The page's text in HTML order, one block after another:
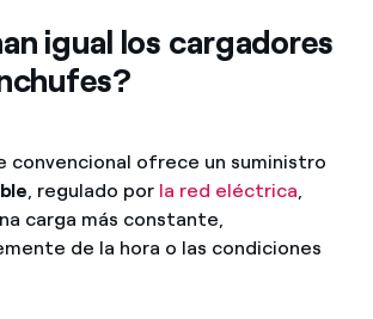
igual los cargadores
convencional ofrece un suministro
, regulado por la red eléctrica
carga más constante,
de la hora o las condiciones